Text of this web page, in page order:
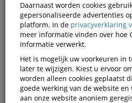
filter
Presentatiemiddelen
Whiteboards frameloos
OUTLET Legamaster
Whiteboard 75X50
Daarnaast worden cookies
gepersonaliseerde advertenties
platform. In de privacyverklaring
meer informatie vinden over hoe
informatie verwerkt.
Het is mogelijk uw voorkeuren in
later te wijzigen. Kiest u ervoor
worden alleen cookies geplaatst
goede werking van de website
aan onze website anoniem